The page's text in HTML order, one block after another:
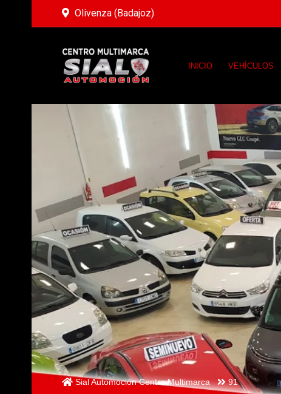
Olivenza (Badajoz)
INICIO VEHÍCULOS
Sial Automoción Centro Multimarca 91